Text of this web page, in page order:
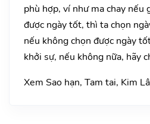
phù hợp, ví như ma chay nếu
được ngày tốt, thì ta chọn
nếu không chọn được ngày
khởi sự, nếu không nữa, hãy
Xem Sao hạn, Tam tai, Kim